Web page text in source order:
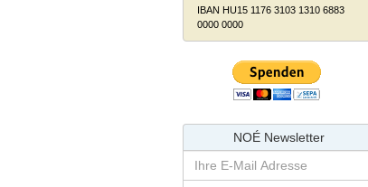
IBAN HU15 1176 3103 1310 6883
0000 0000
NOÉ Newsletter